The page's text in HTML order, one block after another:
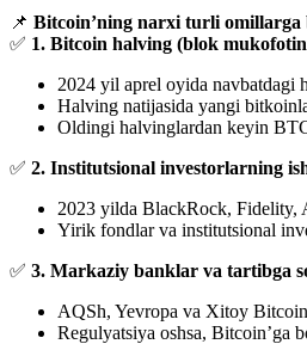
📌 Bitcoin’ning narxi turli omillarga
✅ 1. Bitcoin halving (blok
2024 yil aprel oyida navbatdagi
Halving natijasida yangi
Oldingi halvinglardan keyin
✅ 2. Institutsional investorlarning
2023 yilda BlackRock, Fidelity,
Yirik fondlar va institutsional
✅ 3. Markaziy banklar va tartibga
AQSh, Yevropa va Xitoy
Regulyatsiya oshsa, Bitcoin’ga